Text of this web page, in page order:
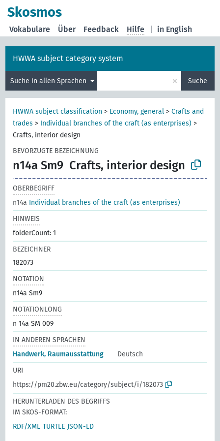
Skosmos
in English
Vokabulare Über Feedback Hilfe
HWWA subject category system
Suche in allen Sprachen × Suche
HWWA subject classification > Economy, general >Crafts and
trades > Individual branches of the craft (as enterprises) >
Crafts, interior design
BEVORZUGTE BEZEICHNUNG
n14a Sm9 Crafts, interior design
OBERBEGRIFF
n14a Individual branches of the craft (as enterprises)
HINWEIS
folderCount: 1
BEZEICHNER
182073
NOTATION
n14a Sm9
NOTATIONLONG
n 14a SM 009
IN ANDEREN SPRACHEN
Handwerk, Raumausstattung
Deutsch
URI
https://pm20.zbw.eu/category/subject/i/182073
HERUNTERLADEN DES BEGRIFFS
IM SKOS-FORMAT:
RDF/XML TURTLE JSON-LD